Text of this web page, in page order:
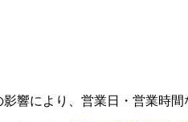
響により、営業日・営業時